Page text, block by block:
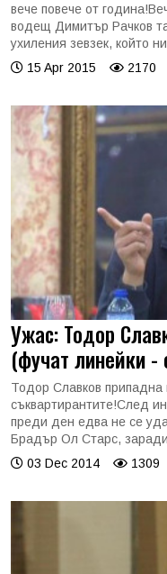
вече повече от
водещ Димитър Рачков
ухиления зевзек, който
15 Apr 2015
2170
Ужас: Тодор
(фучат линейки -
Тодор Славков
съквартирантите!След
преди ден едва не се
Брадър Ол Старс,
03 Dec 2014
1309